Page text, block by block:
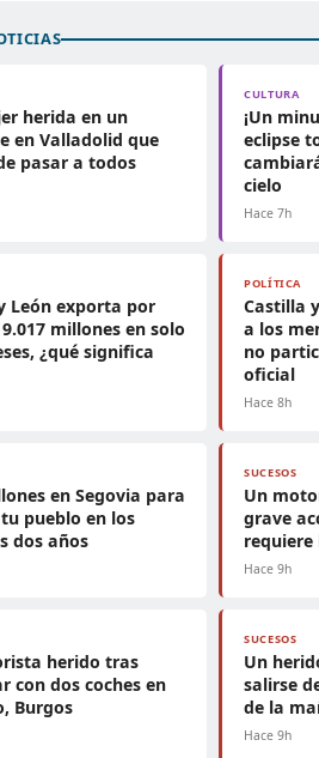
herida en un
en Valladolid que
pasar a todos
CULTURA
¡Un
eclipse
cielo
Hace 7h
León exporta por
millones en solo
¿qué significa
POLÍTICA
Castilla
a los
no
oficial
Hace 8h
en Segovia para
pueblo en los
dos años
SUCESOS
Un
grave
Hace 9h
herido tras
con dos coches en
Burgos
SUCESOS
Un
salirse
de la
Hace 9h